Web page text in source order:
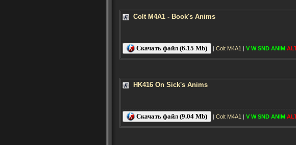
Colt M4A1 - Book's Anims
Скачать файл (6.15 Mb) | Colt M4A1 | V W SND ANIM
HK416 On Sick's Anims
Скачать файл (9.04 Mb) | Colt M4A1 | V W SND ANIM